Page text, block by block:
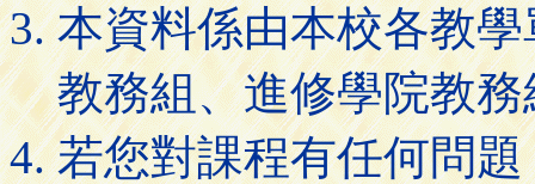
本資料係由本校各教
教務組、進修學院教
若您對課程有任何問